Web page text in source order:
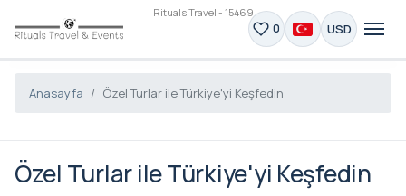
Rituals Travel - 15469
0 USD
Anasayfa Özel Turlar ile Türkiye'yi Keşfedin
Özel Turlar ile Türkiye'yi Keşfedin